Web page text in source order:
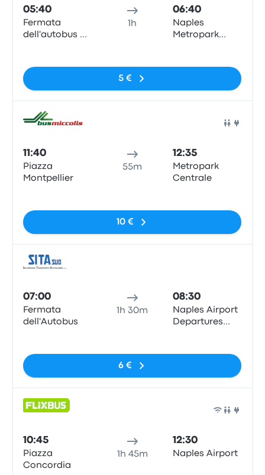
05:40
Fermata
dell'autobus de
Concordia
1h
06:40
Naples
Metropark
5 €
11:40
Piazza
Montpellier
55m
12:35
Metropark
Centrale
10 €
07:00
Fermata
dell'Autobus
1h 30m
08:30
Naples Airport
Departures
6 €
10:45
Piazza
Concordia
1h 45m
12:30
Naples Airport